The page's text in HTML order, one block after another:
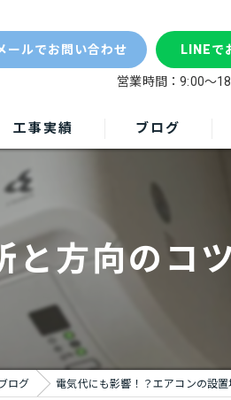
ールでお問い合わせ LINEで
営業時間：9:00～
工事実績 ブログ
と方向のコ
ログ 電気代にも影響！？エアコンの設